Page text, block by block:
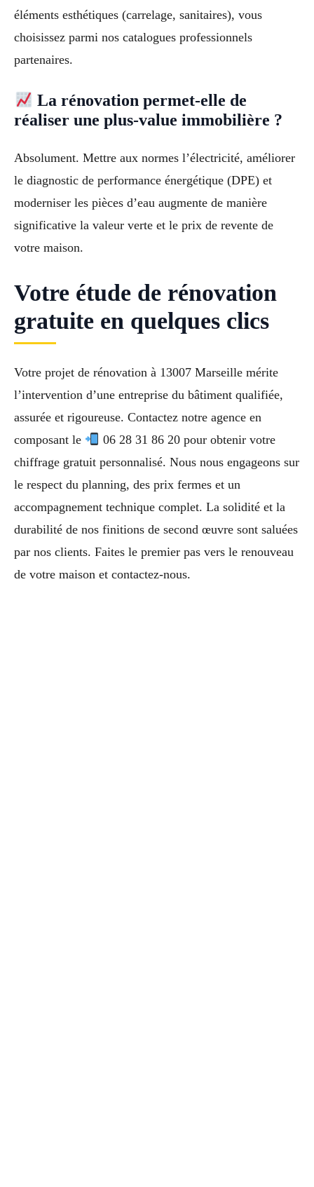
éléments esthétiques (carrelage, sanitaires), vous
choisissez parmi nos catalogues professionnels
partenaires.
La rénovation permet-elle de
réaliser une plus-value immobilière ?
Absolument. Mettre aux normes l’électricité, améliorer
le diagnostic de performance énergétique (DPE) et
moderniser les pièces d’eau augmente de manière
significative la valeur verte et le prix de revente de
votre maison.
Votre étude de rénovation
gratuite en quelques clics
Votre projet de rénovation à 13007 Marseille mérite
l’intervention d’une entreprise du bâtiment qualifiée,
assurée et rigoureuse. Contactez notre agence en
composant le
06 28 31 86 20 pour obtenir votre
chiffrage gratuit personnalisé. Nous nous engageons sur
le respect du planning, des prix fermes et un
accompagnement technique complet. La solidité et la
durabilité de nos finitions de second œuvre sont saluées
par nos clients. Faites le premier pas vers le renouveau
de votre maison et contactez-nous.